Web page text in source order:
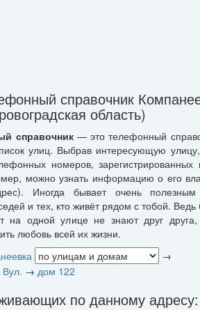
справочник
область)
справочник— это телефонный
улиц. Выбрав интересующую
номеров,
можно узнать информацию о его
Иногда бывает очень полезным
и тех, кто живёт рядом с тобой. Ведь
на одной улице не знают друг
любовь всей их жизни.
→
Вул. → дом 122
по данному адресу: